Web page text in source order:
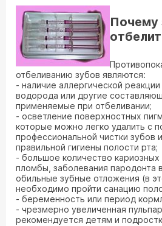
Почему
отбеливанию зубов являются:
- наличие аллергической
водорода или другие
применяемые при отбеливании;
- осветление поверхностных
которые можно легко удалить с
профессиональной чистки зубов
правильной гигиены полости рта;
- большое количество
пломбы, заболевания пародонта
обильные зубные отложения (в
необходимо пройти санацию
- беременность или период
- чрезмерно увеличенная
рекомендуется детям и